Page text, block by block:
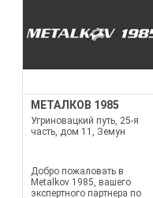
МЕТАЛКОВ 1985
Угриновацкий путь, 25-я
часть, дом 11, Земун
Добро пожаловать в
Metalkov 1985, вашего
экспертного партнера по